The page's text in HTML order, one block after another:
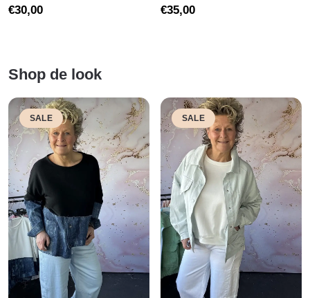
€30,00 €35,00
Shop de look
SALE SALE